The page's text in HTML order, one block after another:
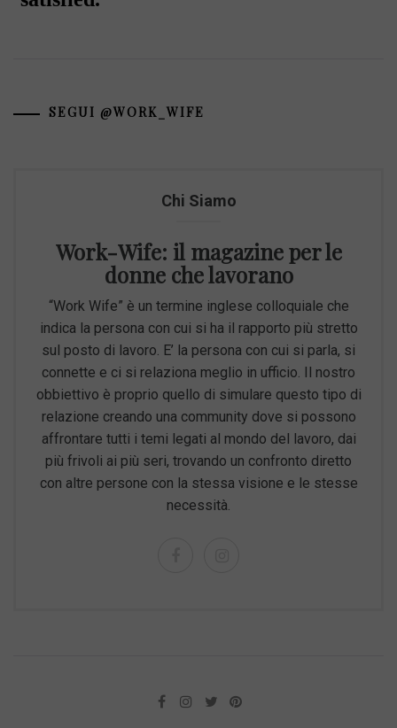
SEGUI @WORK_WIFE
Chi Siamo
Work-Wife: il magazine per le
donne che lavorano
“Work Wife” è un termine inglese colloquiale che
indica la persona con cui si ha il rapporto più stretto
sul posto di lavoro. E’ la persona con cui si parla, si
connette e ci si relaziona meglio in ufficio. Il nostro
obbiettivo è proprio quello di simulare questo tipo di
relazione creando una community dove si possono
affrontare tutti i temi legati al mondo del lavoro, dai
più frivoli ai più seri, trovando un confronto diretto
con altre persone con la stessa visione e le stesse
necessità.